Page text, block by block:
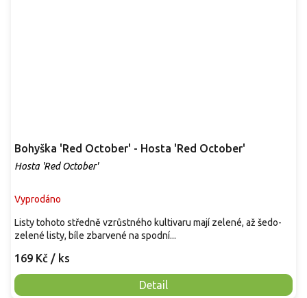
Bohyška 'Red October' - Hosta 'Red October'
Hosta 'Red October'
Vyprodáno
169 Kč / ks
Detail
Listy tohoto středně vzrůstného kultivaru mají zelené, až šedo-
zelené listy, bíle zbarvené na spodní...